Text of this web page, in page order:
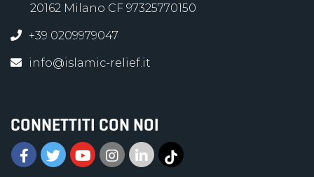
20162 Milano CF 97325770150
+39 0209979047
info@islamic-relief.it
CONNETTITI CON NOI